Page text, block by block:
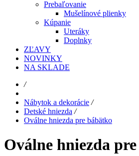
Prebaľovanie
Mušelínové plienky
Kúpanie
Uteráky
Doplnky
ZĽAVY
NOVINKY
NA SKLADE
/
Nábytok a dekorácie /
Detské hniezda /
Oválne hniezda pre bábätko
Oválne hniezda